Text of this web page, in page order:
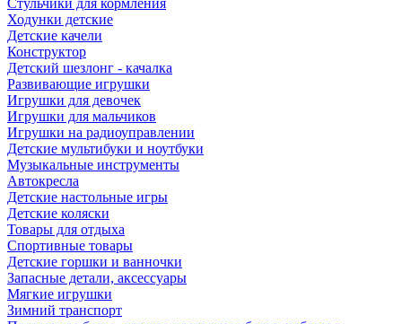
Стульчики для кормления
Ходунки детские
Детские качели
Конструктор
Детский шезлонг - качалка
Развивающие игрушки
Игрушки для девочек
Игрушки для мальчиков
Игрушки на радиоуправлении
Детские мультибуки и ноутбуки
Музыкальные инструменты
Автокресла
Детские настольные игры
Детские коляски
Товары для отдыха
Спортивные товары
Детские горшки и ванночки
Запасные детали, аксессуары
Мягкие игрушки
Зимний транспорт